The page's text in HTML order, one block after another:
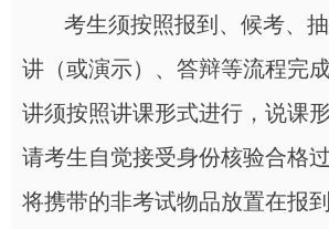
考生须按照报到、候考、
讲（或演示）、答辩等流程完
讲须按照讲课形式进行，说课
请考生自觉接受身份核验合格
将携带的非考试物品放置在报